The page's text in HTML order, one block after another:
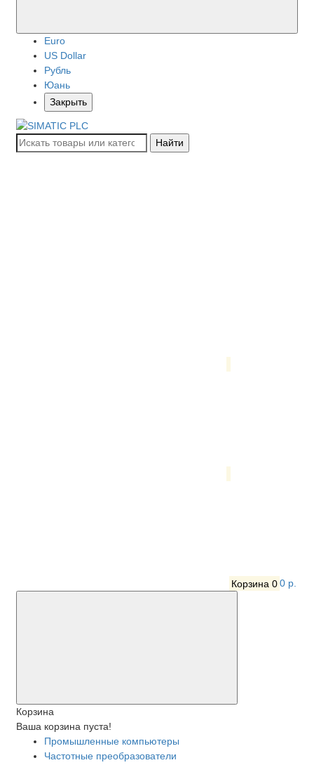
Euro
US Dollar
Рубль
Юань
Закрыть
Найти
Корзина 00 р.
Корзина
Ваша корзина пуста!
Промышленные компьютеры
Частотные преобразователи